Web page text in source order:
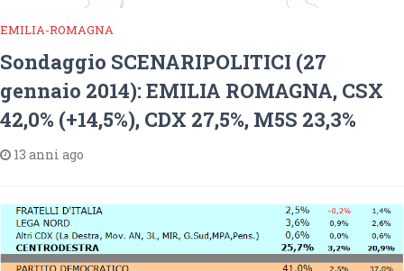
EMILIA-ROMAGNA
Sondaggio SCENARIPOLITICI (27
gennaio 2014): EMILIA ROMAGNA, CSX
42,0% (+14,5%), CDX 27,5%, M5S 23,3%
13 anni ago